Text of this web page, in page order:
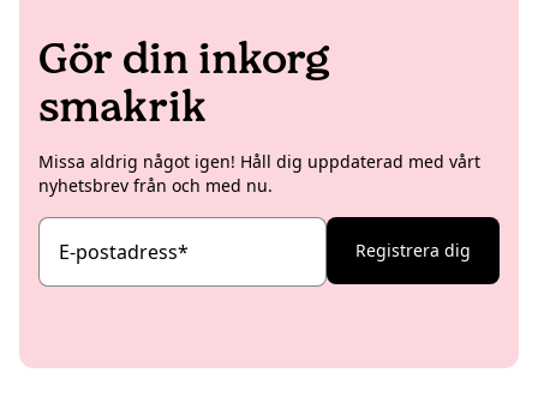
Gör din inkorg
smakrik
Missa aldrig något igen! Håll dig uppdaterad med vårt
nyhetsbrev från och med nu.
E-postadress* Registrera dig